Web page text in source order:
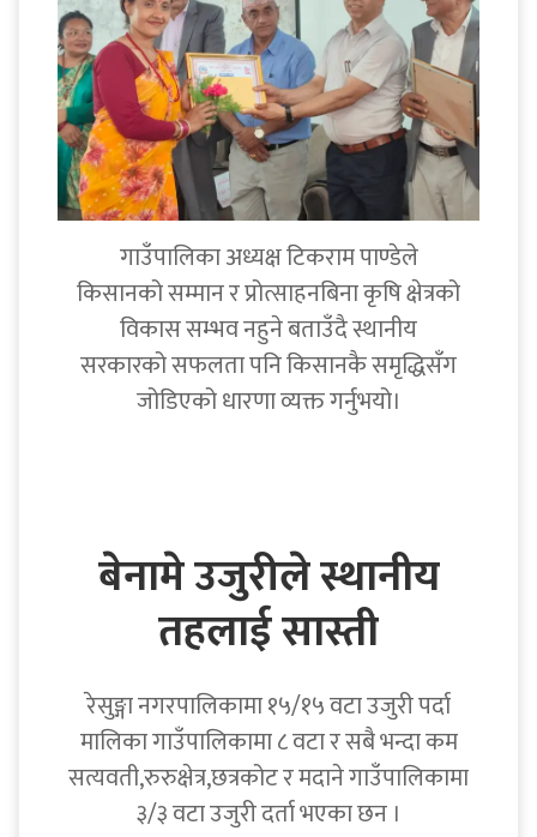
गाउँपालिका अध्यक्ष टिकराम पाण्डेले
किसानको सम्मान र प्रोत्साहनबिना कृषि क्षेत्रको
विकास सम्भव नहुने बताउँदै स्थानीय
सरकारको सफलता पनि किसानकै समृद्धिसँग
जोडिएको धारणा व्यक्त गर्नुभयो।
बेनामे उजुरीले स्थानीय
तहलाई सास्ती
रेसुङ्गा नगरपालिकामा १५/१५ वटा उजुरी पर्दा
मालिका गाउँपालिकामा ८ वटा र सबै भन्दा कम
सत्यवती,रुरुक्षेत्र,छत्रकोट र मदाने गाउँपालिकामा
३/३ वटा उजुरी दर्ता भएका छन ।